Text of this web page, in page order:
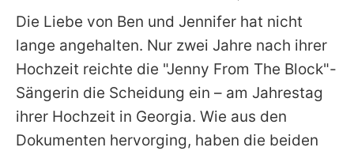
Die Liebe von Ben und Jennifer hat nicht
lange angehalten. Nur zwei Jahre nach ihrer
Hochzeit reichte die "Jenny From The Block"-
Sängerin die Scheidung ein – am Jahrestag
ihrer Hochzeit in Georgia. Wie aus den
Dokumenten hervorging, haben die beiden